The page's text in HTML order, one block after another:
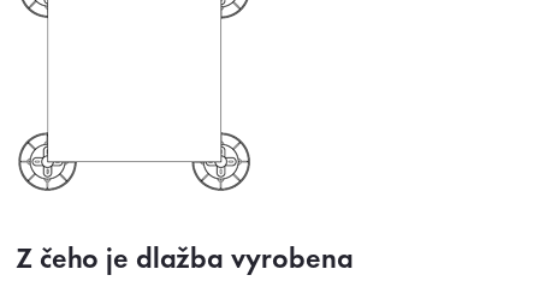
Z čeho je dlažba vyrobena